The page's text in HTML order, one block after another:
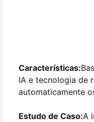
Características:
IA e tecnologia de
automaticamente
Estudo de Caso:A